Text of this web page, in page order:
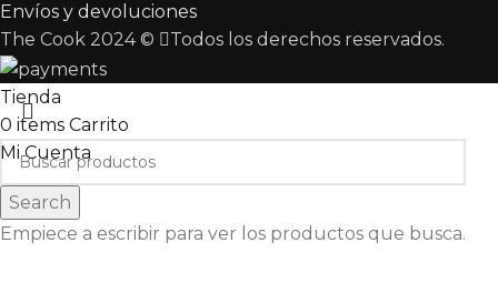
Envíos y devoluciones
The Cook 2024 ©
Todos los derechos reservados.
Search
Empiece a escribir para ver los productos que busca.
Tienda
0 items Carrito
Mi Cuenta